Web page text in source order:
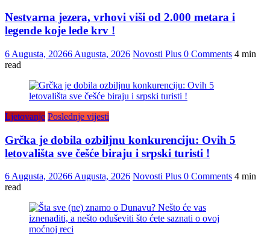
Nestvarna jezera, vrhovi viši od 2.000 metara i
legende koje lede krv !
6 Augusta, 20266 Augusta, 2026 Novosti Plus 0 Comments 4 min
read
Ljetovanje Poslednje vijesti
Grčka je dobila ozbiljnu konkurenciju: Ovih 5
letovališta sve češće biraju i srpski turisti !
6 Augusta, 20266 Augusta, 2026 Novosti Plus 0 Comments 4 min
read